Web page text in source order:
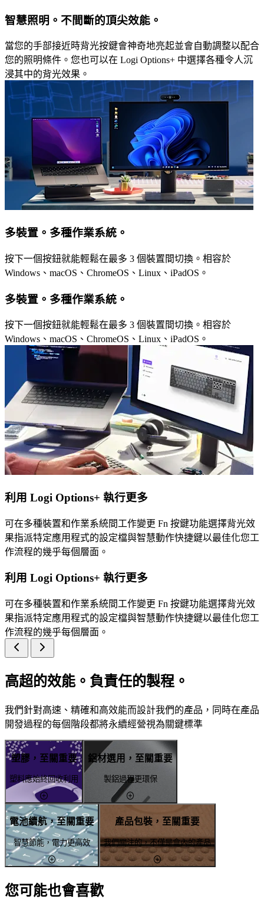
智慧照明。不間斷的頂尖效能。
當您的手部接近時背光按鍵會神奇地亮起並會自動調整以配合
您的照明條件。您也可以在 Logi Options+ 中選擇各種令人沉
浸其中的背光效果。
多裝置。多種作業系統。
按下一個按鈕就能輕鬆在最多 3 個裝置間切換。相容於
Windows、macOS、ChromeOS、Linux、iPadOS。
多裝置。多種作業系統。
按下一個按鈕就能輕鬆在最多 3 個裝置間切換。相容於
Windows、macOS、ChromeOS、Linux、iPadOS。
利用 Logi Options+ 執行更多
可在多種裝置和作業系統間工作變更 Fn 按鍵功能選擇背光效
果指派特定應用程式的設定檔與智慧動作快捷鍵以最佳化您工
作流程的幾乎每個層面。
利用 Logi Options+ 執行更多
可在多種裝置和作業系統間工作變更 Fn 按鍵功能選擇背光效
果指派特定應用程式的設定檔與智慧動作快捷鍵以最佳化您工
作流程的幾乎每個層面。
高超的效能。負責任的製程。
我們針對高速、精確和高效能而設計我們的產品，同時在產品
開發過程的每個階段都將永續經營視為關鍵標準
塑膠，至關重要
塑料應始終回收利用
鋁材選用，至關重要
製鋁過程更環保
電池續航，至關重要
智慧節能，電力更高效
產品包裝，至關重要
我們關注的，不僅是盒內的產品
您可能也會喜歡